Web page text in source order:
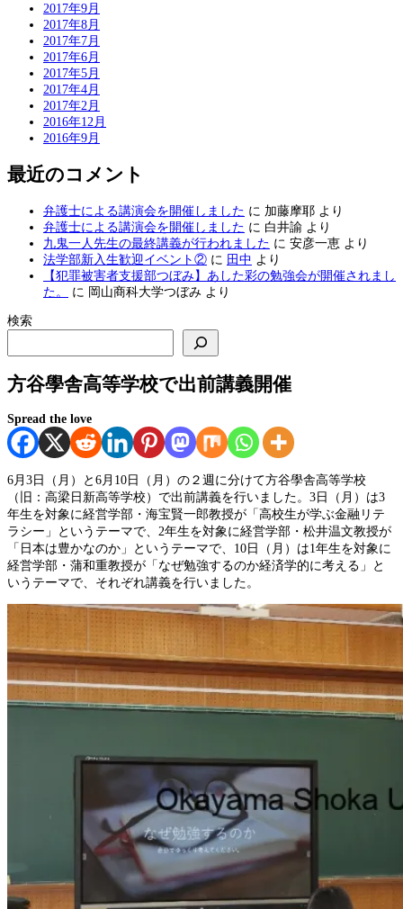
2017年9月
2017年8月
2017年7月
2017年6月
2017年5月
2017年4月
2017年2月
2016年12月
2016年9月
最近のコメント
弁護士による講演会を開催しました に 加藤摩耶 より
弁護士による講演会を開催しました に 白井諭 より
九鬼一人先生の最終講義が行われました に 安彦一恵 より
法学部新入生歓迎イベント② に 田中 より
【犯罪被害者支援部つぼみ】あした彩の勉強会が開催されまし
た。
に 岡山商科大学つぼみ より
検索
方谷學舎高等学校で出前講義開催
Spread the love
6月3日（月）と6月10日（月）の２週に分けて方谷學舎高等学校
（旧：高梁日新高等学校）で出前講義を行いました。3日（月）は3
年生を対象に経営学部・海宝賢一郎教授が「高校生が学ぶ金融リテ
ラシー」というテーマで、2年生を対象に経営学部・松井温文教授が
「日本は豊かなのか」というテーマで、10日（月）は1年生を対象に
経営学部・蒲和重教授が「なぜ勉強するのか経済学的に考える」と
いうテーマで、それぞれ講義を行いました。